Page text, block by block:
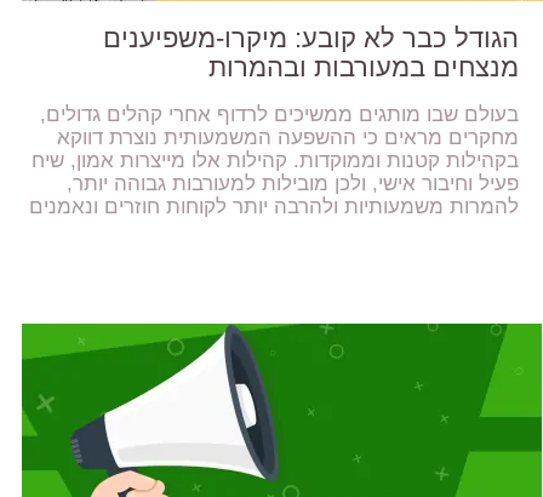
הגודל כבר לא קובע: מיקרו-משפיענים
מנצחים במעורבות ובהמרות
בעולם שבו מותגים ממשיכים לרדוף אחרי קהלים גדולים,
מחקרים מראים כי ההשפעה המשמעותית נוצרת דווקא
בקהילות קטנות וממוקדות. קהילות אלו מייצרות אמון, שיח
פעיל וחיבור אישי, ולכן מובילות למעורבות גבוהה יותר,
להמרות משמעותיות ולהרבה יותר לקוחות חוזרים ונאמנים